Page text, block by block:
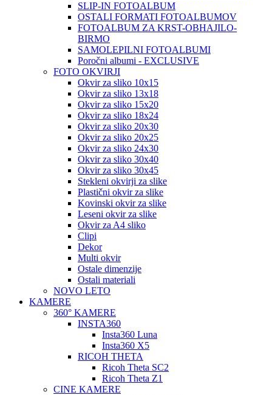
SLIP-IN FOTOALBUM
OSTALI FORMATI FOTOALBUMOV
FOTOALBUM ZA KRST-OBHAJILO-
BIRMO
SAMOLEPILNI FOTOALBUMI
Poročni albumi - EXCLUSIVE
FOTO OKVIRJI
Okvir za sliko 10x15
Okvir za sliko 13x18
Okvir za sliko 15x20
Okvir za sliko 18x24
Okvir za sliko 20x30
Okvir za sliko 20x25
Okvir za sliko 24x30
Okvir za sliko 30x40
Okvir za sliko 30x45
Stekleni okvirji za slike
Plastični okvir za slike
Kovinski okvir za slike
Leseni okvir za slike
Okvir za A4 sliko
Clipi
Dekor
Multi okvir
Ostale dimenzije
Ostali materiali
NOVO LETO
KAMERE
360° KAMERE
INSTA360
Insta360 Luna
Insta360 X5
RICOH THETA
Ricoh Theta SC2
Ricoh Theta Z1
CINE KAMERE